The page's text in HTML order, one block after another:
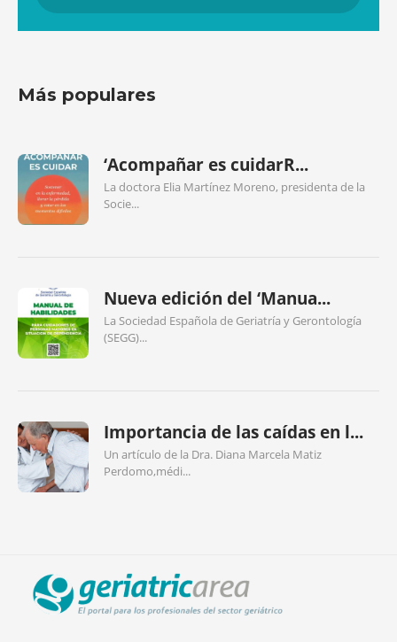
Más populares
‘Acompañar es cuidarR...
La doctora Elia Martínez Moreno, presidenta de la
Socie...
Nueva edición del ‘Manua...
La Sociedad Española de Geriatría y Gerontología
(SEGG)...
Importancia de las caídas en l...
Un artículo de la Dra. Diana Marcela Matiz
Perdomo,médi...